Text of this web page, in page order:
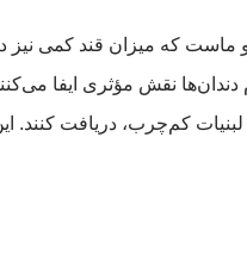
و ماست که میزان قند کمی
لبنیات کم‌چرب، دریافت